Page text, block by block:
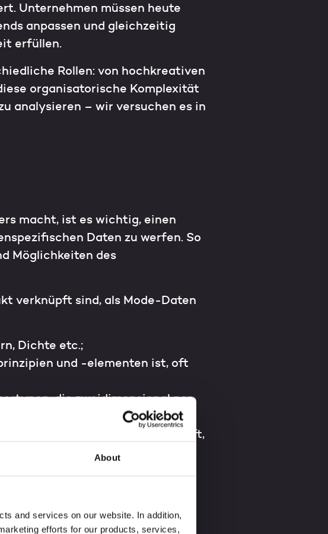
About
and services on our website. In addition,
efforts for our products, services,
Unternehmen müssen heute
anpassen und gleichzeitig
erfüllen.
Rollen: von hochkreativen
organisatorische Komplexität
analysieren – wir versuchen es in
macht, ist es wichtig, einen
Daten zu werfen. So
Möglichkeiten des
verknüpft sind, als Mode-Daten
Dichte etc.;
und -elementen ist, oft
die zweidimensional per
Produzent:innen zu verstehen hilft,
weiteren